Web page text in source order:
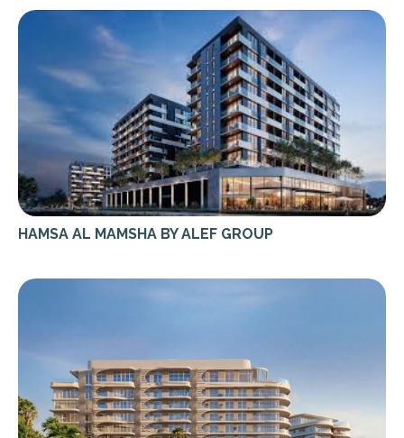
HAMSA AL MAMSHA BY ALEF GROUP